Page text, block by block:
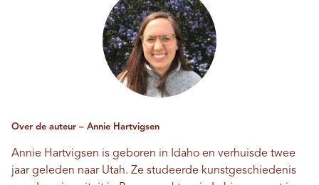
Over de auteur – Annie Hartvigsen
Annie Hartvigsen is geboren in Idaho en verhuisde twee
jaar geleden naar Utah. Ze studeerde kunstgeschiedenis